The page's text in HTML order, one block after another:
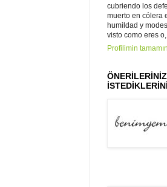
cubriendo los
muerto en cólera
humildad y
visto como eres
Profilimin